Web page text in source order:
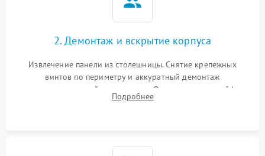
2. Демонтаж и вскрытие корпуса
Извлечение панели из столешницы. Снятие крепежных
винтов по периметру и аккуратный демонтаж
стеклокерамической поверхности. Отсоединение шлейфов
сенсорного блока для доступа к силовым платам, катушкам
Подробнее